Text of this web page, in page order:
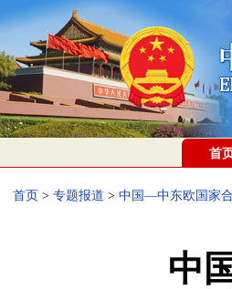
首
首页 > 专题报道 > 中国—中东欧国家
中